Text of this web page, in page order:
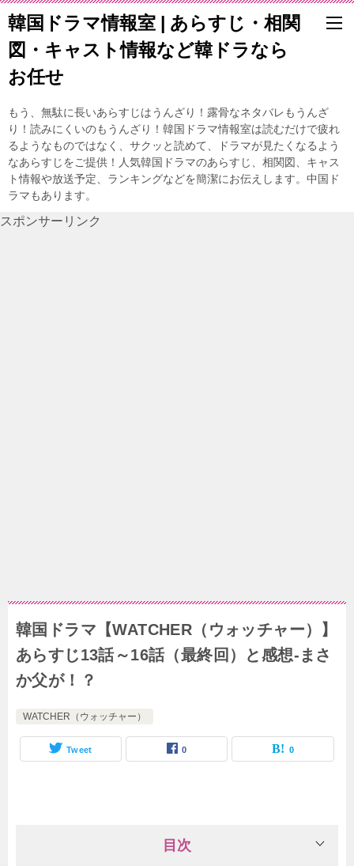
韓国ドラマ情報室 | あらすじ・相関
図・キャスト情報など韓ドラなら
お任せ
もう、無駄に長いあらすじはうんざり！露骨なネタバレもうんざ
り！読みにくいのもうんざり！韓国ドラマ情報室は読むだけで疲れ
るようなものではなく、サクッと読めて、ドラマが見たくなるよう
なあらすじをご提供！人気韓国ドラマのあらすじ、相関図、キャス
ト情報や放送予定、ランキングなどを簡潔にお伝えします。中国ド
ラマもあります。
スポンサーリンク
韓国ドラマ【WATCHER（ウォッチャー）】
あらすじ13話～16話（最終回）と感想-まさ
か父が！？
WATCHER（ウォッチャー）
Tweet 0 0
目次